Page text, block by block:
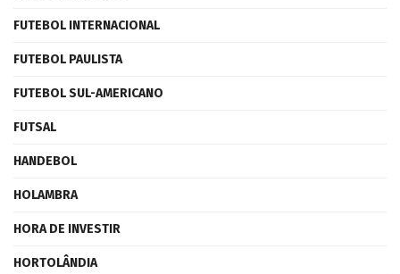
FUTEBOL INTERNACIONAL
FUTEBOL PAULISTA
FUTEBOL SUL-AMERICANO
FUTSAL
HANDEBOL
HOLAMBRA
HORA DE INVESTIR
HORTOLÂNDIA